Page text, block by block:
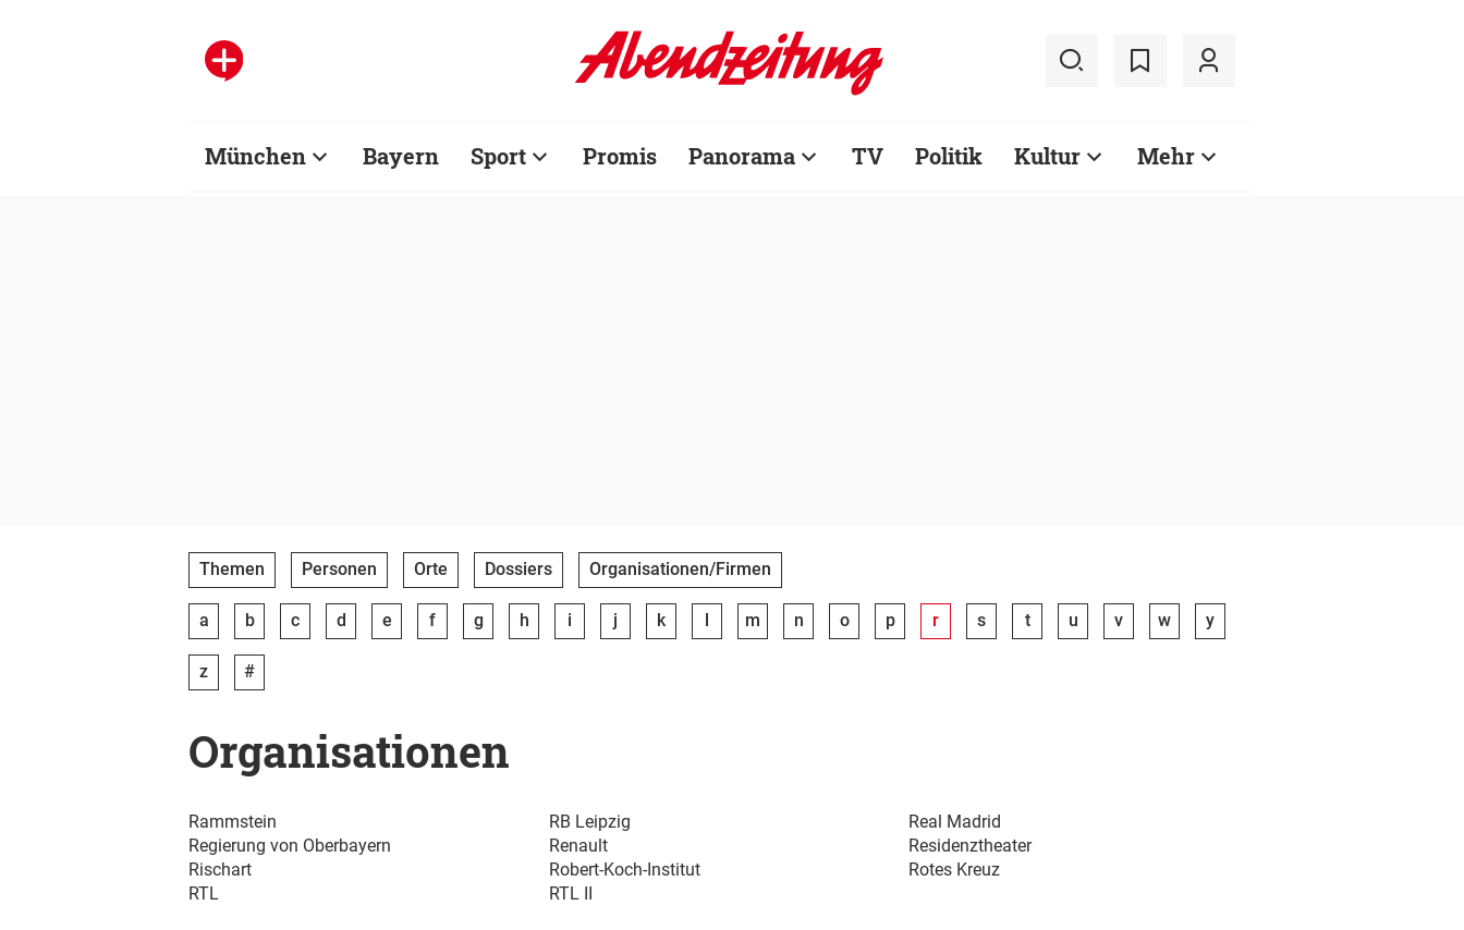
München Bayern Sport Promis Panorama TV Politik Kultur Mehr
Themen Personen Orte Dossiers Organisationen/Firmen
a b c d e f g h i j k l m n o p r s t u v w y
z #
Organisationen
Rammstein RB Leipzig
Real Madrid
Regierung von Oberbayern
Renault
Residenztheater
Rischart
Robert-Koch-Institut
Rotes Kreuz
RTL
RTL II